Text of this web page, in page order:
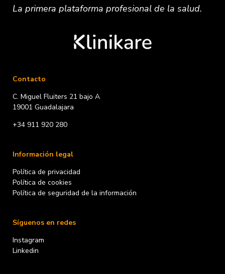
La primera plataformaprofesionalde la salud.
Contacto
C. Miguel Fluiters 21 bajo A
19001 Guadalajara
+34 911 920 280
Información legal
Política de privacidad
Política de cookies
Política de seguridad de la información
Síguenos en redes
Instagram
Linkedin